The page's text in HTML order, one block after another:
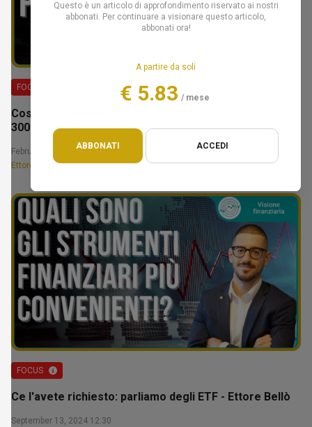
Questo è un articolo di approfondimento riservato ai nostri
abbonati. Per continuare a visionare questo articolo,
abbonati ora!
A partire da soli
€ 5.83 / mese
ABBONATI ACCEDI
FOCUS
Costruire il tuo patrimonio: la fase da 100.000€ a
300.000€ – Ettore Bellò
February 14, 2025 12:30
Ettore Bellò e Federico Marcon
FOCUS
Ce l'avete richiesto: parliamo degli ETF - Ettore Bellò
September 13, 2024 12:30